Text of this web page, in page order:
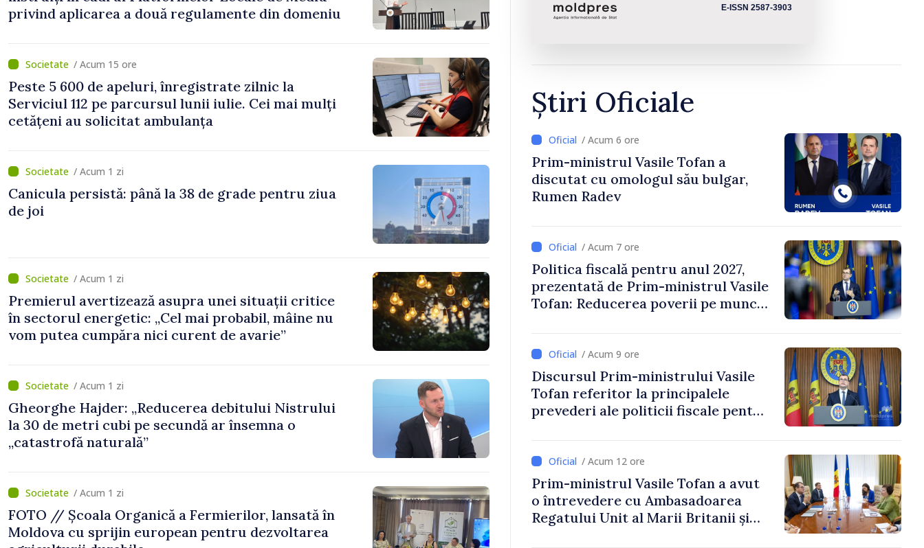
privind aplicarea a două regulamente din domeniu
/ Acum 15 ore
Peste 5 600 de apeluri, înregistrate zilnic la
Serviciul 112 pe parcursul lunii iulie. Cei mai mulți
cetățeni au solicitat ambulanța
/ Acum 1 zi
Canicula persistă: până la 38 de grade pentru ziua
de joi
/ Acum 1 zi
Premierul avertizează asupra unei situații critice
în sectorul energetic: „Cel mai probabil, mâine nu
vom putea cumpăra nici curent de avarie”
/ Acum 1 zi
Gheorghe Hajder: „Reducerea debitului Nistrului
la 30 de metri cubi pe secundă ar însemna o
„catastrofă naturală”
/ Acum 1 zi
FOTO // Școala Organică a Fermierilor, lansată în
Moldova cu sprijin european pentru dezvoltarea
E-ISSN 2587-3903
Știri Oficiale
/ Acum 6 ore
Prim-ministrul Vasile Tofan a
discutat cu omologul său bulgar,
Rumen Radev
/ Acum 7 ore
Politica fiscală pentru anul 2027,
prezentată de Prim-ministrul Vasile
Tofan: Reducerea poverii pe muncă,
/ Acum 9 ore
Discursul Prim-ministrului Vasile
Tofan referitor la principalele
prevederi ale politicii fiscale pentru
/ Acum 12 ore
Prim-ministrul Vasile Tofan a avut
o întrevedere cu Ambasadoarea
Regatului Unit al Marii Britanii și